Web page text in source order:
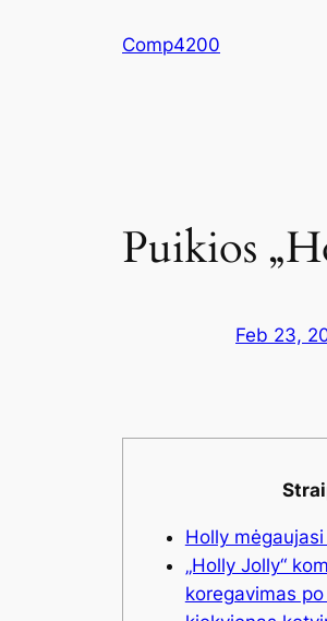
Comp4200
Puikios
Feb 23,
Holly
„Holly Jolly“
koregavimas